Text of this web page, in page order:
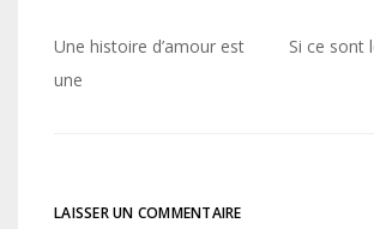
Navigation
de
Une histoire d’amour est
une
Si ce sont
LAISSER UN COMMENTAIRE